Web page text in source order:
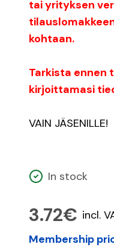
tai yrityksen
kohtaan.
Tarkista ennen
kirjoittamasi
VAIN JÄSENILLE!
In stock
3.72€ incl.
Membership